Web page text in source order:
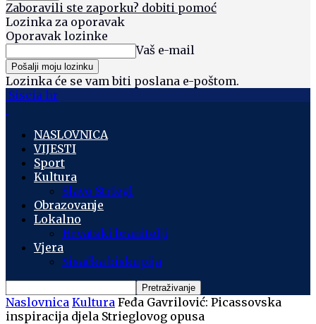
Zaboravili ste zaporku? dobiti pomoć
Lozinka za oporavak
Oporavak lozinke
Vaš e-mail
Lozinka će se vam biti poslana e-poštom.
Siscia hr
NASLOVNICA
VIJESTI
Sport
Kultura
Slavo Striegl
Obrazovanje
Lokalno
Hrvatski branitelji
Vjera
Sisačka biskupija
Naslovnica Kultura Feđa Gavrilović: Picassovska
inspiracija djela Strieglovog opusa